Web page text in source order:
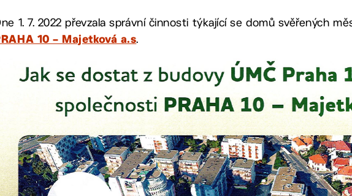
1. 7. 2022 převzala správní činnosti týkající se domů svěřených
10 – Majetková a.s.